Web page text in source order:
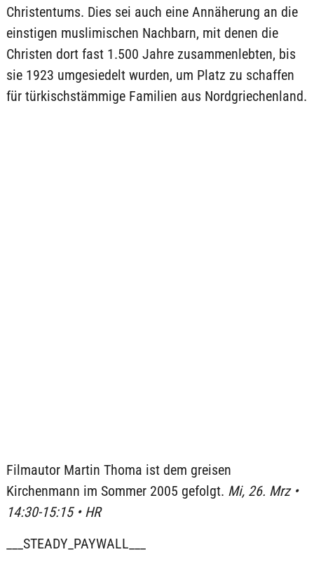
Christentums. Dies sei auch eine Annäherung an die
einstigen muslimischen Nachbarn, mit denen die
Christen dort fast 1.500 Jahre zusammenlebten, bis
sie 1923 umgesiedelt wurden, um Platz zu schaffen
für türkischstämmige Familien aus Nordgriechenland.
Filmautor Martin Thoma ist dem greisen
Kirchenmann im Sommer 2005 gefolgt. Mi, 26. Mrz •
14:30-15:15 • HR
___STEADY_PAYWALL___